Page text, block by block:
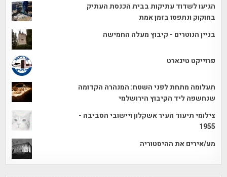
הגיעו לשדוד עתיקות בבית הכנסת העתיק
בחוקוק ונתפסו בזמן אמת
בניין הנוטרים - קיבוץ מעלה החמישה
פרוייקט טיגארט
תעלומה מתחת לפני השטח: המנהרה הקדומה
שנחשפה ליד הקיבוץ הירושלמי
צילומי תיעוד העיר אשקלון ויישובי הסביבה -
1955
מע/אירים את ההיסטוריה